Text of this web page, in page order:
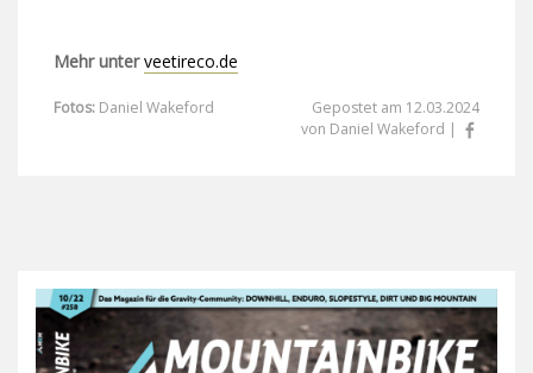
Mehr unterveetireco.de
Fotos: Daniel Wakeford
Gepostet am 12.03.2024
von Daniel Wakeford |